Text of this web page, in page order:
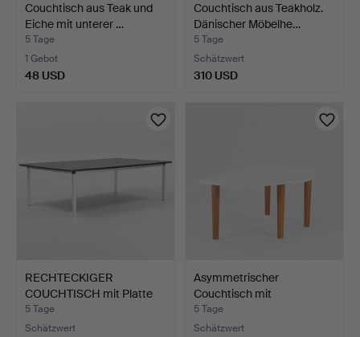
Couchtisch aus Teak und
Eiche mit unterer …
5 Tage
1 Gebot
48 USD
Couchtisch aus Teakholz.
Dänischer Möbelhe…
5 Tage
Schätzwert
310 USD
RECHTECKIGER
COUCHTISCH mit Platte
aus Sch…
5 Tage
Schätzwert
Asymmetrischer
Couchtisch mit
graulackiert…
5 Tage
Schätzwert